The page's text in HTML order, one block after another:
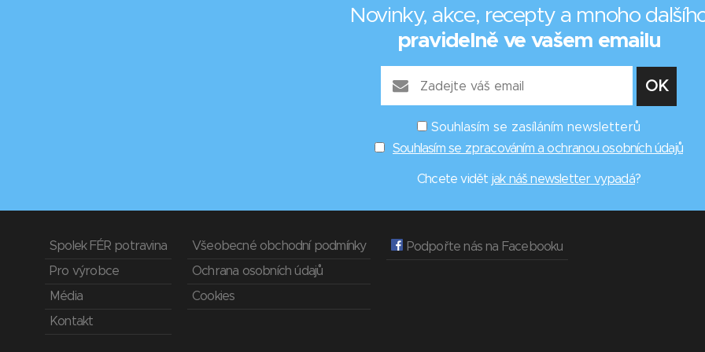
Novinky, akce, recepty a mnoho
pravidelně ve vašem emailu
Souhlasím se zasíláním newsletterů
Souhlasím se zpracováním a ochranou osobních údajů
Chcete vidět jak náš newsletter vypadá?
Spolek FÉR potravina
Pro výrobce
Média
Kontakt
Všeobecné obchodní podmínky
Ochrana osobních údajů
Cookies
Podpořte nás na Facebooku